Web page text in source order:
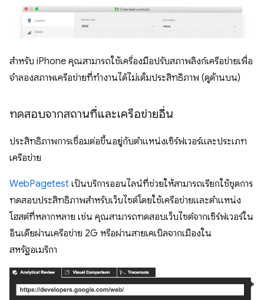
สำหรับ iPhone คุณสามารถใช้เครื่องมือปรับสภาพลิงก์เครือข่ายเพื่อ
จำลองสภาพเครือข่ายที่ทำงานได้ไม่เต็มประสิทธิภาพ (ดูด้านบน)
ทดสอบจากสถานที่และเครือข่ายอื่น
ประสิทธิภาพการเชื่อมต่อขึ้นอยู่กับตำแหน่งเซิร์ฟเวอร์และประเภท
เครือข่าย
WebPagetest เป็นบริการออนไลน์ที่ช่วยให้สามารถเรียกใช้ชุดการ
ทดสอบประสิทธิภาพสําหรับเว็บไซต์โดยใช้เครือข่ายและตำแหน่ง
โฮสต์ที่หลากหลาย เช่น คุณสามารถทดสอบเว็บไซต์จากเซิร์ฟเวอร์ใน
อินเดียผ่านเครือข่าย 2G หรือผ่านสายเคเบิลจากเมืองใน
สหรัฐอเมริกา